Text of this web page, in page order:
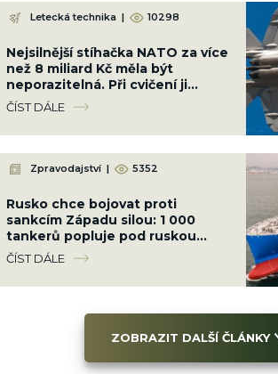
Letecká technika | 10298
Nejsilnější stíhačka NATO za více
než 8 miliard Kč měla být
neporazitelná. Při cvičení ji
sestřelil obyčejný malý letoun
ČÍST DÁLE
Zpravodajství | 5352
Rusko chce bojovat proti
sankcím Západu silou: 1 000
tankerů popluje pod ruskou
vlajkou, chránit je budou
ozbrojenci námořnictva
ČÍST DÁLE
ZOBRAZIT DALŠÍ ČLÁNKY